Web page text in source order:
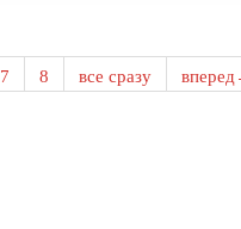
7 8 все сразу